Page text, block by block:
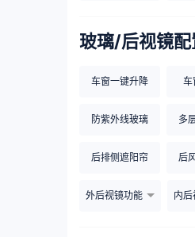
玻璃/后视镜配
车窗一键升降 车
防紫外线玻璃 多
后排侧遮阳帘 后
外后视镜功能 内